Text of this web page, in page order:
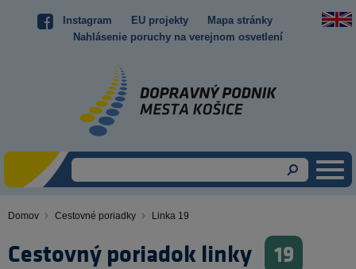
Instagram EU projekty
Mapa stránky
Nahlásenie poruchy na verejnom osvetlení
Domov Cestovné poriadky Linka 19
Cestovný poriadok linky 19